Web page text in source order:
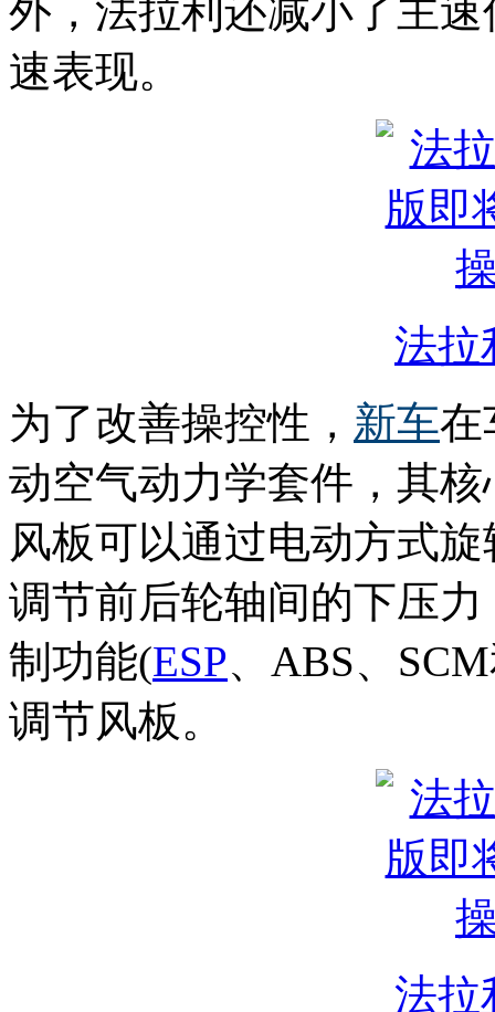
外，法拉利还减小了主
速表现。
法拉
为了改善操控性， 新车在
动空气动力学套件，其
风板可以通过电动方式
调节前后轮轴间的下压
制功能(ESP、ABS、
调节风板。
法拉